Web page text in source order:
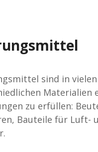
sind in
Materialien
zu erfüllen:
Bauteile für Luft-